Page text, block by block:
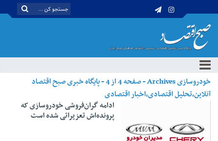
خودروسازی Archives - صفحه 4 از 4 - پایگاه خبری صبح اقتصاد
آنلاین،تحلیل اقتصادی،اخبار اقتصادی
ادامه گران‌فروشی‌ خودروسازی که
پرونده‌اش تعزیراتی شده است